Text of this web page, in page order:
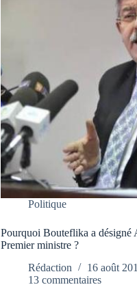
Politique
Pourquoi Bouteflika a désigné
Premier ministre ?
Rédaction
16 août
13 commentaires